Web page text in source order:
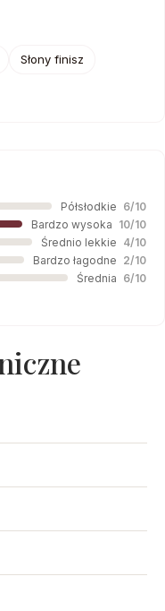
Półsłodkie 6/10
Bardzo wysoka 10/10
Średnio lekkie 4/10
Bardzo łagodne 2/10
Średnia 6/10
Słony finisz